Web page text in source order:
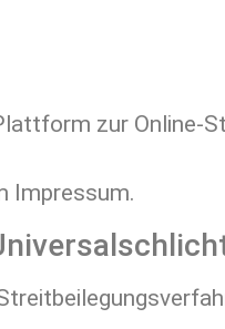
zur Online-
Impressum.